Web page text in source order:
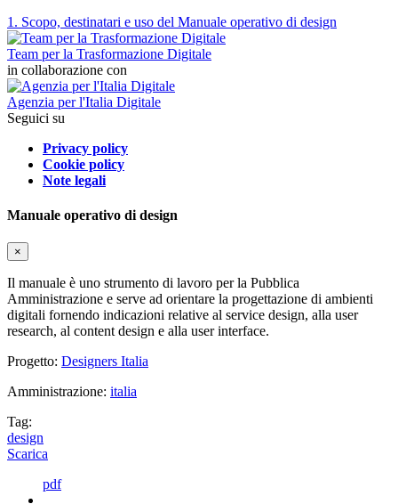
1. Scopo, destinatari e uso del Manuale operativo di design
Team per la Trasformazione Digitale
in collaborazione con
Agenzia per l'Italia Digitale
Seguici su
Privacy policy
Cookie policy
Note legali
Manuale operativo di design
×
Il manuale è uno strumento di lavoro per la Pubblica
Amministrazione e serve ad orientare la progettazione di ambienti
digitali fornendo indicazioni relative al service design, alla user
research, al content design e alla user interface.
Progetto: Designers Italia
Amministrazione: italia
Tag:
design
Scarica
pdf